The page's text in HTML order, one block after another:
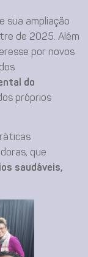
sua ampliação
de 2025. Além
por novos
do
próprios
que
saudáveis,